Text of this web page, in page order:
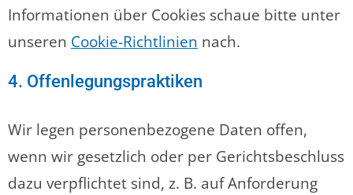
Informationen über Cookies schaue bitte unter
unseren Cookie-Richtlinien nach.
4. Offenlegungspraktiken
Wir legen personenbezogene Daten offen,
wenn wir gesetzlich oder per Gerichtsbeschluss
dazu verpflichtet sind, z. B. auf Anforderung